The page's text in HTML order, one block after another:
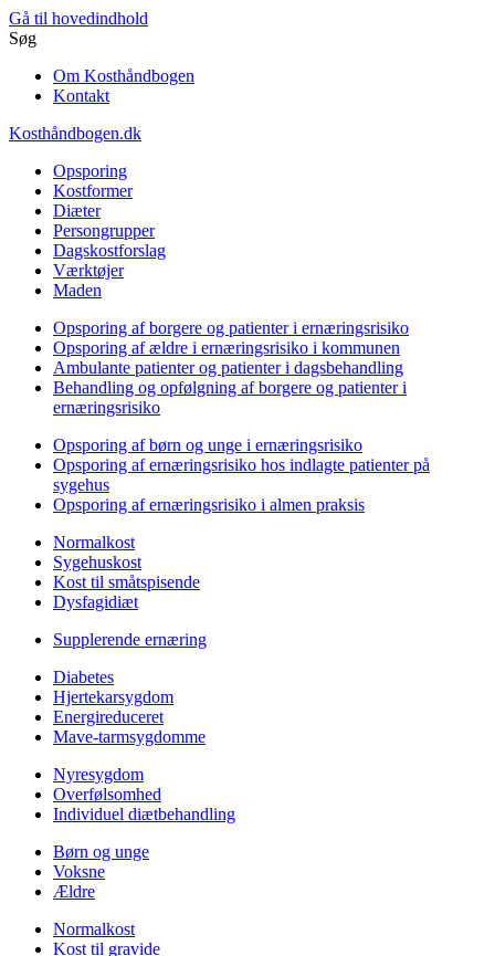
Gå til hovedindhold
Søg
Om Kosthåndbogen
Kontakt
Kosthåndbogen.dk
Opsporing
Kostformer
Diæter
Persongrupper
Dagskostforslag
Værktøjer
Maden
Opsporing af borgere og patienter i ernæringsrisiko
Opsporing af ældre i ernæringsrisiko i kommunen
Ambulante patienter og patienter i dagsbehandling
Behandling og opfølgning af borgere og patienter i
ernæringsrisiko
Opsporing af børn og unge i ernæringsrisiko
Opsporing af ernæringsrisiko hos indlagte patienter på
sygehus
Opsporing af ernæringsrisiko i almen praksis
Normalkost
Sygehuskost
Kost til småtspisende
Dysfagidiæt
Supplerende ernæring
Diabetes
Hjertekarsygdom
Energireduceret
Mave-tarmsygdomme
Nyresygdom
Overfølsomhed
Individuel diætbehandling
Børn og unge
Voksne
Ældre
Normalkost
Kost til gravide